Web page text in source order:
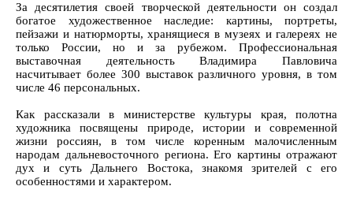
За десятилетия своей творческой деятельности он создал
богатое художественное наследие: картины, портреты,
пейзажи и натюрморты, хранящиеся в музеях и галереях не
только России, но и за рубежом. Профессиональная
выставочная деятельность Владимира Павловича
насчитывает более 300 выставок различного уровня, в том
числе 46 персональных.
Как рассказали в министерстве культуры края, полотна
художника посвящены природе, истории и современной
жизни россиян, в том числе коренным малочисленным
народам дальневосточного региона. Его картины отражают
дух и суть Дальнего Востока, знакомя зрителей с его
особенностями и характером.